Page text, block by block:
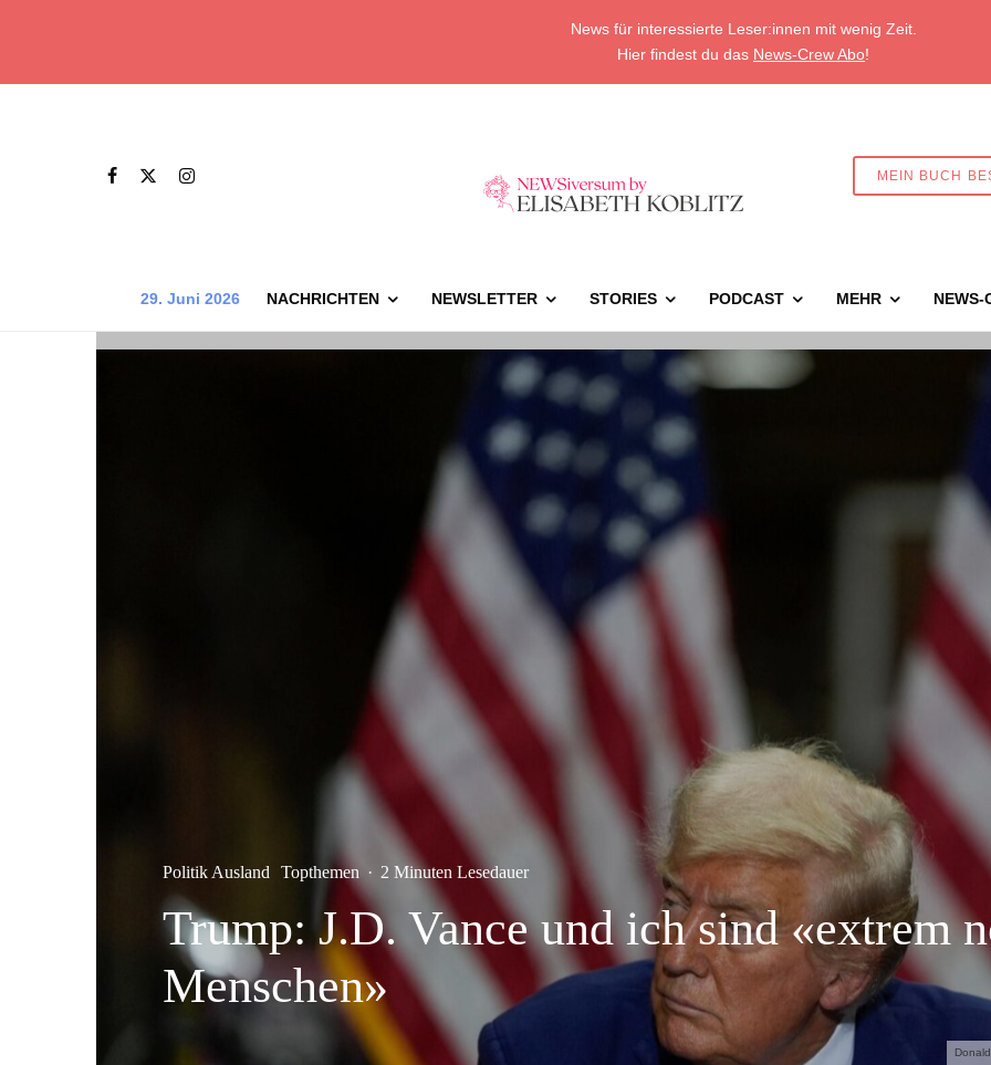
News für interessierte Leser:innen mit wenig Zeit.
Hier findest du das News-Crew Abo!
MEIN BUCH
29. Juni 2026 NACHRICHTEN NEWSLETTER STORIES PODCAST MEHR NEWS-
Politik Ausland Topthemen · 2 Minuten Lesedauer
Trump: J.D. Vance und ich sind «extrem
Menschen»